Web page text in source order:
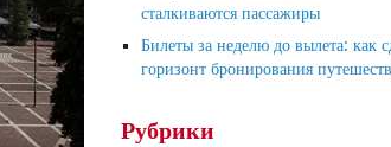
сталкиваются пассажиры
Билеты за неделю до вылета: как
горизонт бронирования
Рубрики